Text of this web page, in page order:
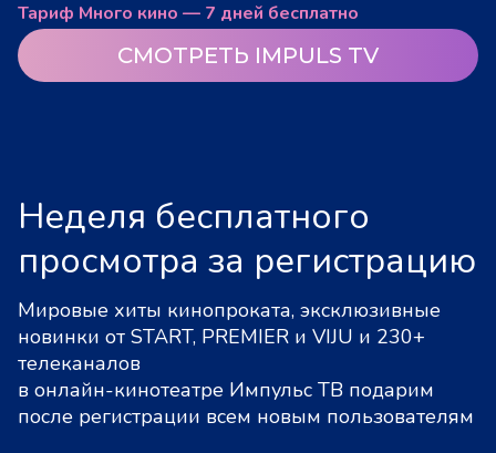
Тариф Много кино — 7 дней бесплатно
СМОТРЕТЬ IMPULS TV
Неделя бесплатного
просмотра за регистрацию
Мировые хиты кинопроката, эксклюзивные
новинки от START, PREMIER и VIJU и 230+
телеканалов
в онлайн-кинотеатре Импульс ТВ подарим
после регистрации всем новым пользователям